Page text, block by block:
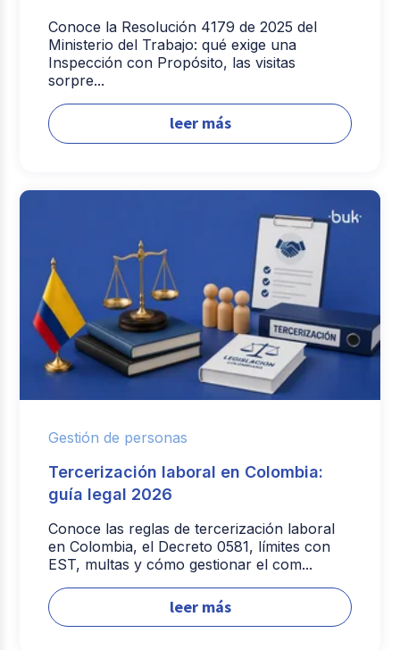
Conoce la Resolución 4179 de 2025 del
Ministerio del Trabajo: qué exige una
Inspección con Propósito, las visitas
sorpre...
leer más
Gestión de personas
Tercerización laboral en Colombia:
guía legal 2026
Conoce las reglas de tercerización laboral
en Colombia, el Decreto 0581, límites con
EST, multas y cómo gestionar el com...
leer más